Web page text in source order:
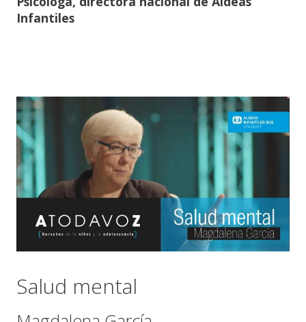
Infantiles
Salud mental